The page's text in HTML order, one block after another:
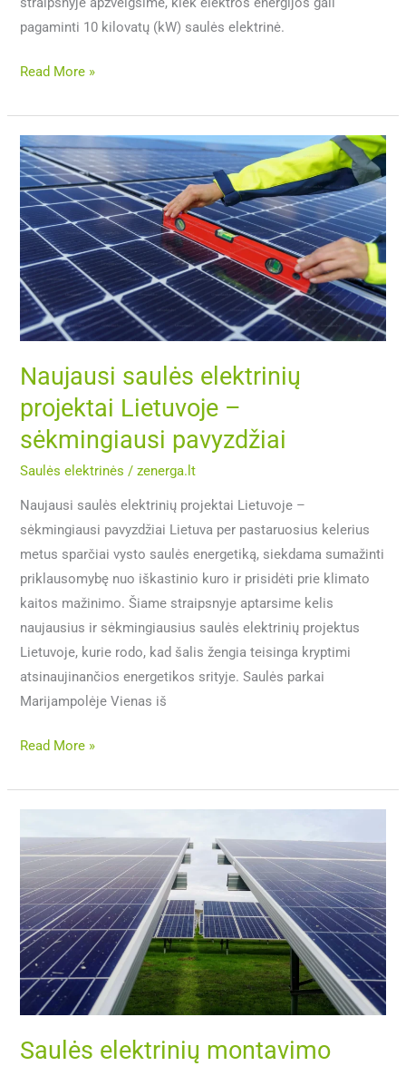
pagaminti 10 kilovatų (kW) saulės elektrinė.
Read More »
Naujausi saulės elektrinių
projektai Lietuvoje –
sėkmingiausi pavyzdžiai
Saulės elektrinės /zenerga.lt
Naujausi saulės elektrinių projektai Lietuvoje –
sėkmingiausi pavyzdžiai Lietuva per pastaruosius kelerius
metus sparčiai vysto saulės energetiką, siekdama sumažinti
priklausomybę nuo iškastinio kuro ir prisidėti prie klimato
kaitos mažinimo. Šiame straipsnyje aptarsime kelis
naujausius ir sėkmingiausius saulės elektrinių projektus
Lietuvoje, kurie rodo, kad šalis žengia teisinga kryptimi
atsinaujinančios energetikos srityje. Saulės parkai
Marijampolėje Vienas iš
Naujausi
saulės
elektrinių
projektai
Lietuvoje
–
sėkmingiausi
pavyzdžiai
Read More »
Saulės elektrinių montavimo
elektrinių
montavimo
patarimai
ir
rekomendacijos